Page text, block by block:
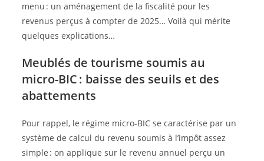
menu : un aménagement de la fiscalité pour les
revenus perçus à compter de 2025… Voilà qui mérite
quelques explications…
Meublés de tourisme soumis au
micro-BIC : baisse des seuils et des
abattements
Pour rappel, le régime micro-BIC se caractérise par un
système de calcul du revenu soumis à l’impôt assez
simple : on applique sur le revenu annuel perçu un